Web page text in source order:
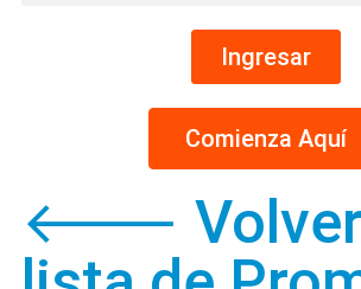
Ingresar
Comienza Aquí
🡐 Volver